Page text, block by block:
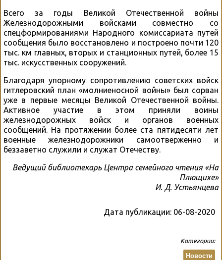
Всего за годы Великой Отечественной войны
Железнодорожными войсками совместно со
спецформированиями Народного комиссариата путей
сообщения было восстановлено и построено почти 120
тыс. км главных, вторых и станционных путей, более 15
тыс. искусственных сооружений.
Благодаря упорному сопротивлению советских войск
гитлеровский план «молниеносной войны» был сорван
уже в первые месяцы Великой Отечественной войны.
Активное участие в этом приняли воины
железнодорожных войск и органов военных
сообщений. На протяжении более ста пятидесяти лет
военные железнодорожники самоотверженно и
беззаветно служили и служат Отечеству.
Ведущий библиотекарь Центра семейного чтения «На
Плющихе»
И. Д. Устьянцева
Дата публикации: 06-08-2020
Категории:
Новости